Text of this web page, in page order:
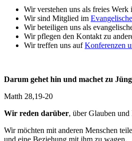
Wir verstehen uns als freies Werk
Wir sind Mitglied im
Wir beteiligen uns als
Wir pflegen den Kontakt zu
Wir treffen uns aufKonferenzen
Darum gehet hin und machet zu
Matth 28,19-20
Wir reden darüber, über Glauben
Wir möchten mit anderen Menschen
und eine Beziehung mit ihm zu wagen.